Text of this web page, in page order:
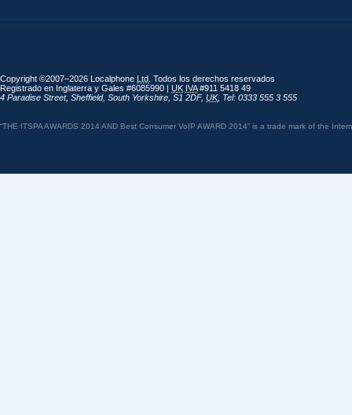
Copyright ©2007–2026 Localphone Ltd . Todos los derechos reservados
Registrado en Inglaterra y Gales #6085990 | UK IVA#911 5418 49
4 Paradise Street, Sheffield, South Yorkshire S1 2DF, UK, Tel: 0333 555 3 555
“THE ITSPA AWARDS 2014 AND Best Consumer VoIP AWARD 2014” is a trade mark of the